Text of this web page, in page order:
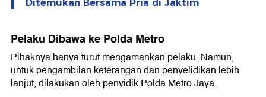
Ditemukan Bersama Pria di Jaktim
Pelaku Dibawa ke Polda Metro
Pihaknya hanya turut mengamankan pelaku. Namun,
untuk pengambilan keterangan dan penyelidikan lebih
lanjut, dilakukan oleh penyidik Polda Metro Jaya.